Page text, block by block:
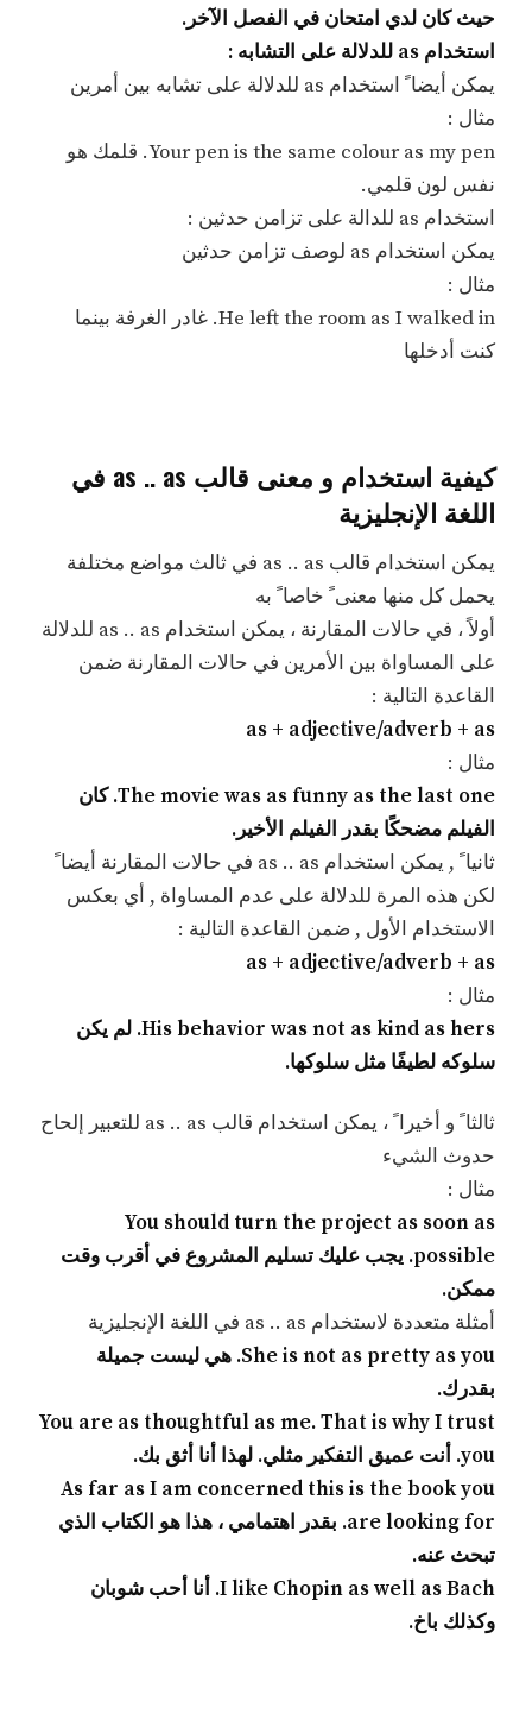
حيث كان لدي امتحان في الفصل الآخر.
استخدام as للدلالة على التشابه :
يمكن أيضا ً استخدام as للدلالة على تشابه بين أمرين
مثال :
Your pen is the same colour as my pen. قلمك هو
نفس لون قلمي.
استخدام as للدالة على تزامن حدثين :
يمكن استخدام as لوصف تزامن حدثين
مثال :
He left the room as I walked in. غادر الغرفة بينما
كنت أدخلها
كيفية استخدام و معنى قالب as .. as في
اللغة الإنجليزية
يمكن استخدام قالب as .. as في ثالث مواضع مختلفة
يحمل كل منها معنى ً خاصا ً به
أولاً ، في حالات المقارنة ، يمكن استخدام as .. as للدلالة
على المساواة بين الأمرين في حالات المقارنة ضمن
القاعدة التالية :
as + adjective/adverb + as
مثال :
The movie was as funny as the last one. كان
الفيلم مضحكًا بقدر الفيلم الأخير.
ثانيا ً , يمكن استخدام as .. as في حالات المقارنة أيضا ً
لكن هذه المرة للدلالة على عدم المساواة , أي بعكس
الاستخدام الأول , ضمن القاعدة التالية :
as + adjective/adverb + as
مثال :
His behavior was not as kind as hers. لم يكن
سلوكه لطيفًا مثل سلوكها.
ثالثا ً و أخيرا ً ، يمكن استخدام قالب as .. as للتعبير إلحاح
حدوث الشيء
مثال :
You should turn the project as soon as
possible. يجب عليك تسليم المشروع في أقرب وقت
ممكن.
أمثلة متعددة لاستخدام as .. as في اللغة الإنجليزية
She is not as pretty as you. هي ليست جميلة
بقدرك.
You are as thoughtful as me. That is why I trust
you. أنت عميق التفكير مثلي. لهذا أنا أثق بك.
As far as I am concerned this is the book you
are looking for. بقدر اهتمامي ، هذا هو الكتاب الذي
تبحث عنه.
I like Chopin as well as Bach. أنا أحب شوبان
وكذلك باخ.